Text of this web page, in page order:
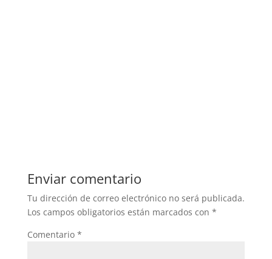
Enviar comentario
Tu dirección de correo electrónico no será publicada.
Los campos obligatorios están marcados con *
Comentario *